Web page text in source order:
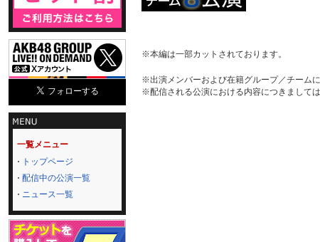
一覧メニュー
トップページ
配信中の公演一覧
ニュース一覧
※本編は一部カットされております。
※出演メンバーおよび在籍グループ／チーム
※配信される公演における内容につきまして